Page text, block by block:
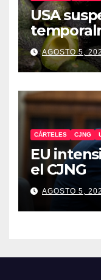
USA
AGOSTO 5,
CÁRTELES CJNG
EU
el CJNG
AGOSTO 5,